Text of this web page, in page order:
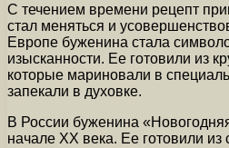
С течением времени рецепт
стал меняться и
Европе буженина стала
изысканности. Ее готовили из
которые мариновали в
запекали в духовке.
В России буженина
начале XX века. Ее готовили